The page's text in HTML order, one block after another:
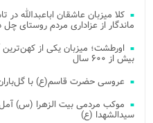
کلا میزبان عاشقان اباعبدالله
ماندگار از عزاداری مردم روستای چل
اورطشت؛ میزبان یکی از کهن‌ترین
بیش از ۶۰۰ سال
عروسی حضرت قاسم(ع) با
موکب مردمی بیت‌ الزهرا (س) آمل
سیدالشهدا (ع)